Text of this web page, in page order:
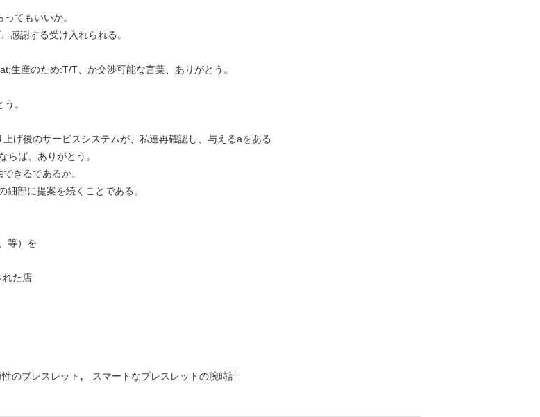
てもいいか。
感謝する受け入れられる。
生産のため:T/T、か交渉可能な言葉、ありがとう。
。
げ後のサービスシステムが、私達再確認し、与えるaをある
らば、ありがとう。
きるであるか。
部に提案を続くことである。
等）を
れた店
のブレスレット , スマートなブレスレットの腕時計